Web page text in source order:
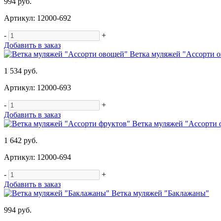
Артикул: 12000-692
-
+
Добавить в заказ
Ветка муляжей "Ассорти
1 534 руб.
Артикул: 12000-693
-
+
Добавить в заказ
Ветка муляжей "Ассорти
1 642 руб.
Артикул: 12000-694
-
+
Добавить в заказ
Ветка муляжей "Баклажаны"
994 руб.